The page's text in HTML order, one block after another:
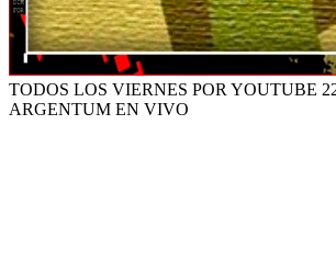
TODOS LOS VIERNES POR YOUTUBE
ARGENTUM EN VIVO